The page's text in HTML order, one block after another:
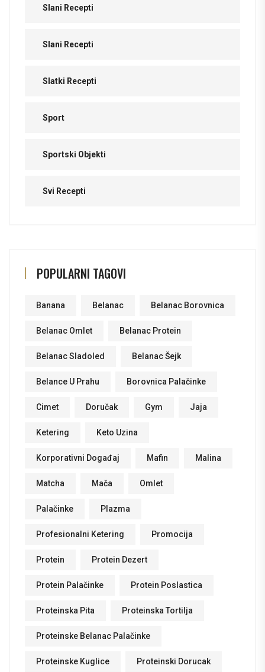
Slani Recepti
Slani Recepti
Slatki Recepti
Sport
Sportski Objekti
Svi Recepti
POPULARNI TAGOVI
Banana Belanac Belanac Borovnica
Belanac Omlet Belanac Protein
Belanac Sladoled Belanac Šejk
Belance U Prahu Borovnica Palačinke
Cimet Doručak Gym Jaja
Ketering Keto Uzina
Korporativni Događaj Mafin Malina
Matcha Mača Omlet
Palačinke Plazma
Profesionalni Ketering Promocija
Protein Protein Dezert
Protein Palačinke Protein Poslastica
Proteinska Pita Proteinska Tortilja
Proteinske Belanac Palačinke
Proteinske Kuglice Proteinski Dorucak